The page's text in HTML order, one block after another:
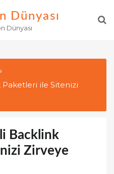
Dünyası
Dünyası
Paketleri ile Sitenizi
Backlink
Zirveye